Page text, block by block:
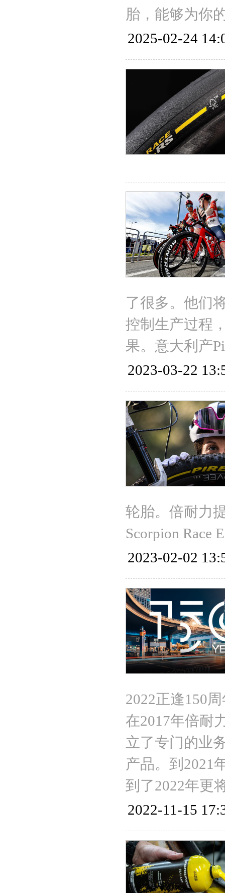
胎，能够为你
2025-02-24
了很多。他们
控制生产过程
果。意大利产
2023-03-22
轮胎。倍耐力
Scorpion Race
2023-02-02
2022正逢150
在2017年倍耐
立了专门的业
产品。到2021
到了2022年更
2022-11-15